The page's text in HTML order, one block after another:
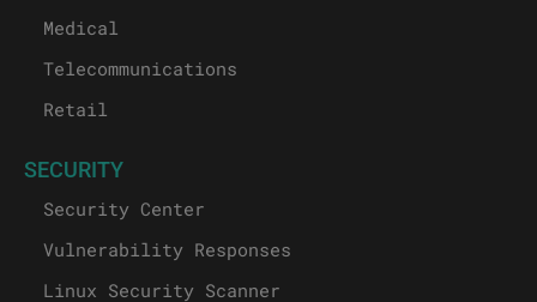
Medical
Telecommunications
Retail
SECURITY
Security Center
Vulnerability Responses
Linux Security Scanner